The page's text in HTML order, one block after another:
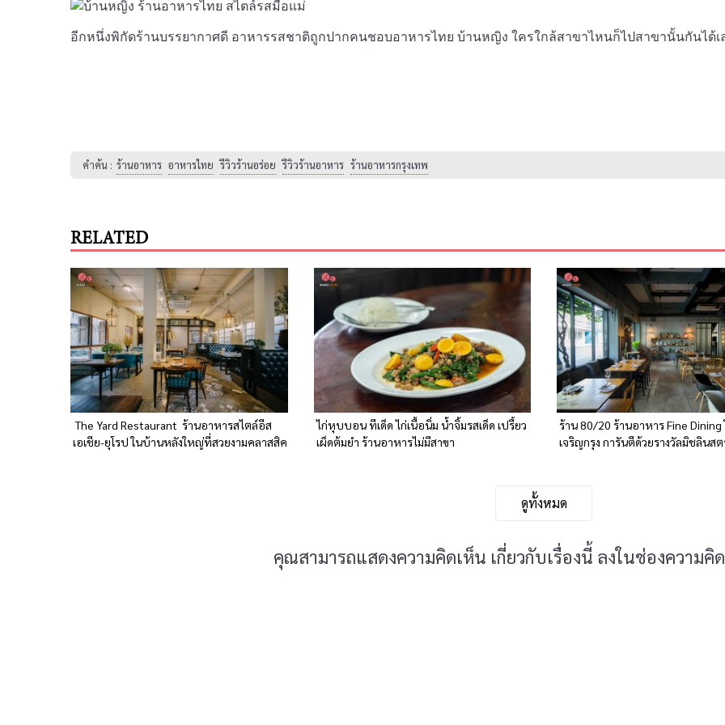
อีกหนึ่งพิกัดร้านบรรยากาศดี อาหารรสชาติถูกปากคนชอบอาหารไทย บ้านหญิง ใครใกล้สาขาไหนก็ไปสาขานั้นกันได้
คำค้น : ร้านอาหาร อาหารไทย รีวิวร้านอร่อย รีวิวร้านอาหาร ร้านอาหารกรุงเทพ
RELATED
The Yard Restaurant ร้านอาหารสไตล์อีส
เอเชีย-ยุโรป ในบ้านหลังใหญ่ที่สวยงามคลาสสิค
ไก่หุบบอน ทีเด็ด ไก่เนื้อนิ่ม น้ำจิ้มรสเด็ด เปรี้ยว
เผ็ดต้มยำ ร้านอาหารไม่มีสาขา
ร้าน 80/20 ร้านอาหาร Fine Dining
เจริญกรุง การันตีด้วยรางวัลมิชลินสต
ดูทั้งหมด
คุณสามารถแสดงความคิดเห็น เกี่ยวกับเรื่องนี้ ลงในช่องความคิ